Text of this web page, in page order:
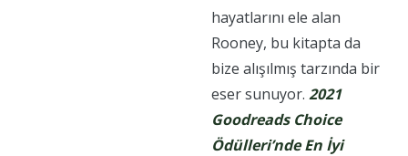
hayatlarını ele alan
Rooney, bu kitapta da
bize alışılmış tarzında bir
eser sunuyor. 2021
Goodreads Choice
Ödülleri’nde En İyi